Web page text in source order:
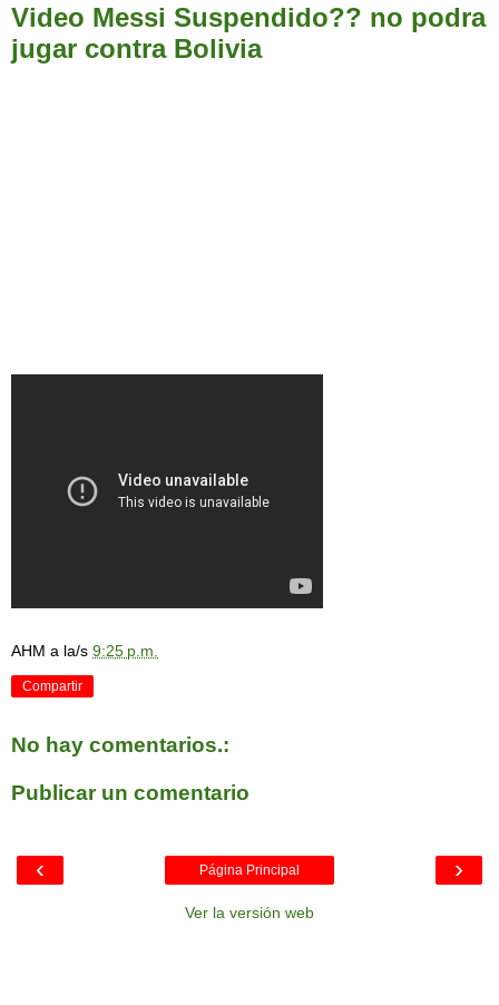
Video Messi Suspendido?? no podra
jugar contra Bolivia
AHM a la/s 9:25 p.m.
Compartir
No hay comentarios.:
Publicar un comentario
‹ ›
Página Principal
Ver la versión web